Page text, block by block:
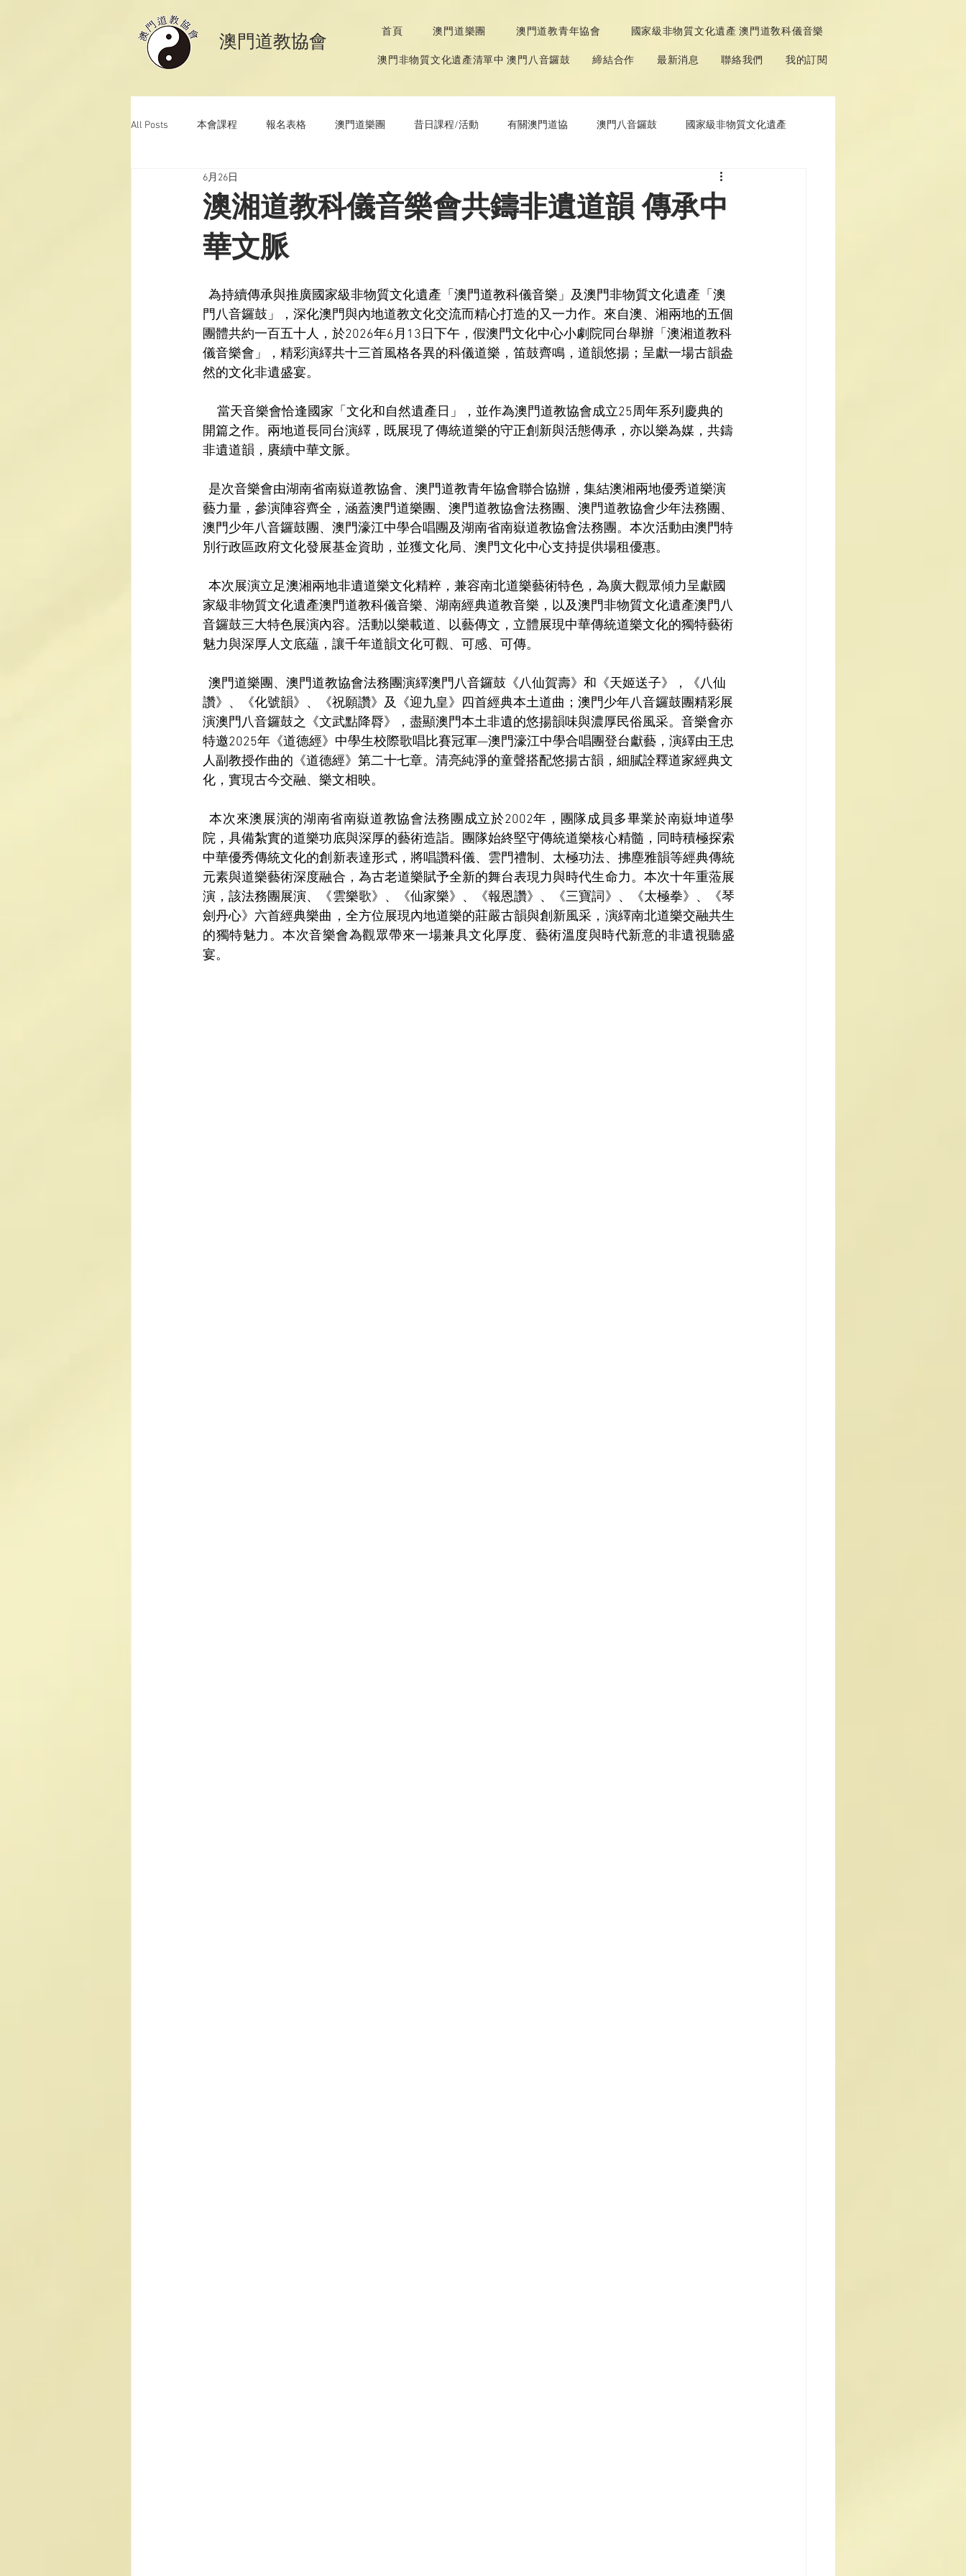
​澳門道教協會 首頁 澳門道樂團 澳門道教青年協會 國家級非物質文化遺產 澳門道敎科儀音樂
澳門非物質文化遺產清單中 澳門八音鑼鼓 締結合作 最新消息 聯絡我們 我的訂閱
All Posts 本會課程 報名表格 澳門道樂團 昔日課程/活動 有關澳門道協 澳門八音鑼鼓 國家級非物質文化遺產
澳門道教科儀音樂
澳湘道教科儀音樂會共鑄非遺道韻 傳承中
華文脈
6月26日
門八音鑼鼓」，深化澳門與內地道教文化交流而精心打造的又一力作。來自澳、湘兩地的五個
團體共約一百五十人，於2026年6月13日下午，假澳門文化中心小劇院同台舉辦「澳湘道教科
儀音樂會」，精彩演繹共十三首風格各異的科儀道樂，笛鼓齊鳴，道韻悠揚；呈獻一場古韻盎
然的文化非遺盛宴。
當天音樂會恰逢國家「文化和自然遺產日」，並作為澳門道教協會成立25周年系列慶典的
開篇之作。兩地道長同台演繹，既展現了傳統道樂的守正創新與活態傳承，亦以樂為媒，共鑄
非遺道韻，賡續中華文脈。
藝力量，參演陣容齊全，涵蓋澳門道樂團、澳門道教協會法務團、澳門道教協會少年法務團、
澳門少年八音鑼鼓團、澳門濠江中學合唱團及湖南省南嶽道教協會法務團。本次活動由澳門特
別行政區政府文化發展基金資助，並獲文化局、澳門文化中心支持提供場租優惠。
家級非物質文化遺產澳門道教科儀音樂、湖南經典道教音樂，以及澳門非物質文化遺產澳門八
音鑼鼓三大特色展演內容。活動以樂載道、以藝傳文，立體展現中華傳統道樂文化的獨特藝術
魅力與深厚人文底蘊，讓千年道韻文化可觀、可感、可傳。
讚》、《化號韻》、《祝願讚》及《迎九皇》四首經典本土道曲；澳門少年八音鑼鼓團精彩展
演澳門八音鑼鼓之《文武點降脣》，盡顯澳門本土非遺的悠揚韻味與濃厚民俗風采。音樂會亦
特邀2025年《道德經》中學生校際歌唱比賽冠軍—澳門濠江中學合唱團登台獻藝，演繹由王忠
人副教授作曲的《道德經》第二十七章。清亮純淨的童聲搭配悠揚古韻，細膩詮釋道家經典文
化，實現古今交融、樂文相映。
  本次來澳展演的湖南省南嶽道教協會法務團成立於2002年，團隊成員多畢業於南嶽坤道學
院，具備紮實的道樂功底與深厚的藝術造詣。團隊始終堅守傳統道樂核心精髓，同時積極探索
中華優秀傳統文化的創新表達形式，將唱讚科儀、雲門禮制、太極功法、拂塵雅韻等經典傳統
元素與道樂藝術深度融合，為古老道樂賦予全新的舞台表現力與時代生命力。本次十年重蒞展
演，該法務團展演、《雲樂歌》、《仙家樂》、《報恩讚》、《三寶詞》、《太極拳》、《琴
劍丹心》六首經典樂曲，全方位展現內地道樂的莊嚴古韻與創新風采，演繹南北道樂交融共生
的獨特魅力。本次音樂會為觀眾帶來一場兼具文化厚度、藝術溫度與時代新意的非遺視聽盛
宴。